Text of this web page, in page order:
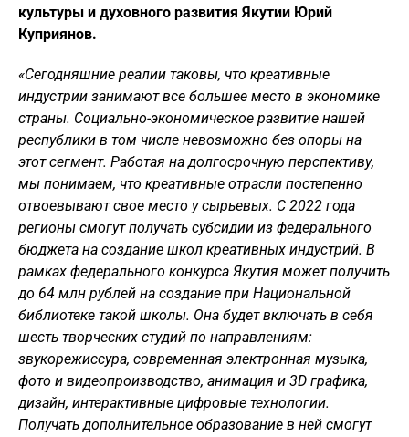
культуры и духовного развития Якутии Юрий
Куприянов.
«Сегодняшние реалии таковы, что креативные
индустрии занимают все большее место в экономике
страны. Социально-экономическое развитие нашей
республики в том числе невозможно без опоры на
этот сегмент. Работая на долгосрочную перспективу,
мы понимаем, что креативные отрасли постепенно
отвоевывают свое место у сырьевых. С 2022 года
регионы смогут получать субсидии из федерального
бюджета на создание школ креативных индустрий. В
рамках федерального конкурса Якутия может получить
до 64 млн рублей на создание при Национальной
библиотеке такой школы. Она будет включать в себя
шесть творческих студий по направлениям:
звукорежиссура, современная электронная музыка,
фото и видеопроизводство, анимация и 3D графика,
дизайн, интерактивные цифровые технологии.
Получать дополнительное образование в ней смогут